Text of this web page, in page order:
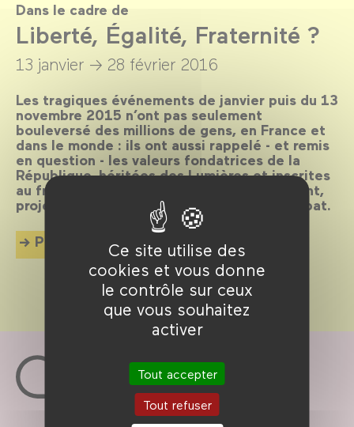
Ce site utilise des
cookies et vous donne
le contrôle sur ceux
que vous souhaitez
activer
Tout accepter
Tout refuser
Dans le cadre de
Liberté, Égalité, Fraternité ?
13 janvier → 28 février 2016
Les tragiques événements de janvier puis du 13
novembre 2015 n’ont pas seulement
bouleversé des millions de gens, en France et
dans le monde : ils ont aussi rappelé - et remis
en question - les valeurs fondatrices de la
République, héritées des Lumières et inscrites
au fronton des écoles. Sept semaines durant,
projections et rencontres prolongent le débat.
Plus d'info